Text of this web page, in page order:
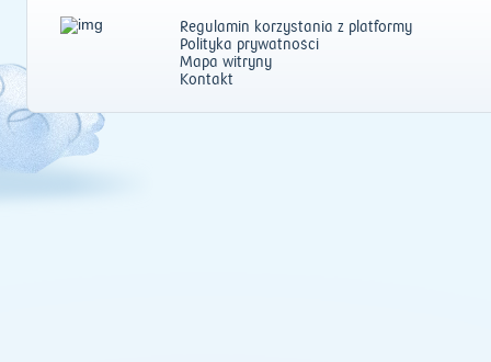
Regulamin korzystania z platformy
Polityka prywatności
Mapa witryny
Kontakt